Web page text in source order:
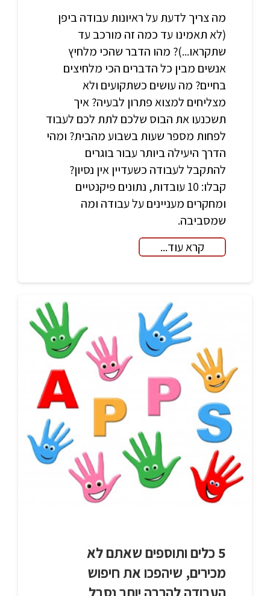
מה צריך לדעת על ראיונות עבודה ביפן
(לא תאמינו עד כמה זה מורכב עד
שתקראו...)? מהו הדבר שהכי מלחיץ
אנשים מבין כל הדברים הכי מלחיצים
בחיים? מה עושים כשתקועים ולא
מצליחים למצוא פתרון לבעיה? איך
תשכנעו את הבוס שלכם לתת לכם לעבוד
לפחות מספר שעות בשבוע מהבית? ומהי
הדרך היעילה ביותר עבור בוגרים
להתקבל לעבודה כשעדיין אין נסיון?
קבלו: 10 עובדות, נתונים פיקנטיים
ומחקרים מעניינים על עבודה ומה
שמסביבה.
קרא עוד...
5 כלים ותוספים שאתם לא
מכירים, שיהפכו את חיפוש